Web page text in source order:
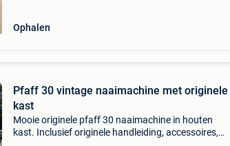
Ophalen
Pfaff 30 vintage naaimachine met originele
kast
Mooie originele pfaff 30 naaimachine in houten
kast. Inclusief originele handleiding, accessoires,